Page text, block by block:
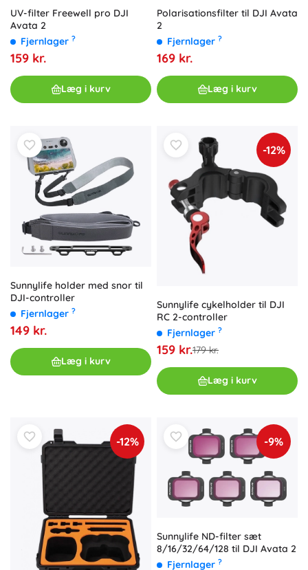
UV-filter Freewell pro DJI
Avata 2
Fjernlager ?
159 kr.
Læg i kurv
Polarisationsfilter til DJI Avata
2
Fjernlager ?
169 kr.
Læg i kurv
Sunnylife holder med snor til
DJI-controller
Fjernlager ?
149 kr.
Læg i kurv
-12%
Sunnylife cykelholder til DJI
RC 2-controller
Fjernlager ?
159 kr.179 kr.
Læg i kurv
-12% -9%
Sunnylife ND-filter sæt
8/16/32/64/128 til DJI Avata 2
Fjernlager ?